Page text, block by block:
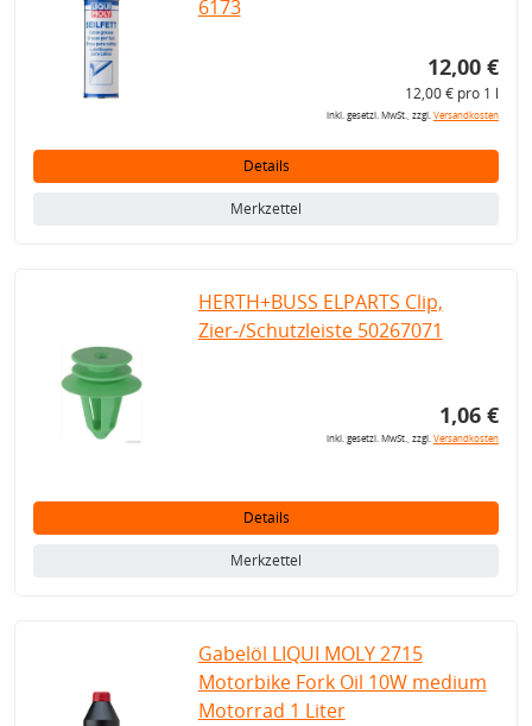
6173
12,00 €
12,00 € pro 1 l
inkl. gesetzl. MwSt., zzgl.Versandkosten
Details
Merkzettel
HERTH+BUSS ELPARTS Clip,
Zier-/Schutzleiste 50267071
1,06 €
inkl. gesetzl. MwSt., zzgl.Versandkosten
Details
Merkzettel
Gabelöl LIQUI MOLY 2715
Motorbike Fork Oil 10W medium
Motorrad 1 Liter